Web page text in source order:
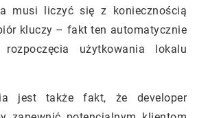
musi liczyć się z koniecznością
kluczy – fakt ten automatycznie
użytkowania lokalu
jest także fakt, że developer